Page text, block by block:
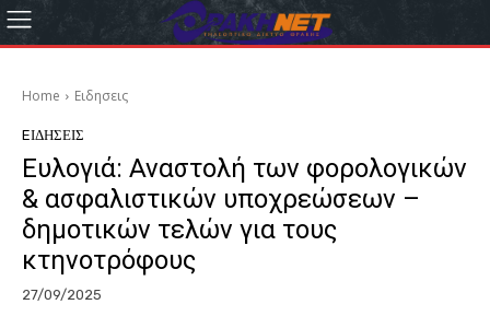
Home Eιδησεις
EΙΔΗΣΕΙΣ
Ευλογιά: Αναστολή των φορολογικών
& ασφαλιστικών υποχρεώσεων –
δημοτικών τελών για τους
κτηνοτρόφους
27/09/2025